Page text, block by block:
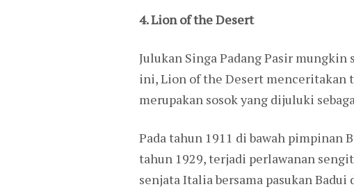
4. Lion of the Desert
Julukan Singa Padang Pasir
ini, Lion of the Desert menceritakan
merupakan sosok yang dijuluki
Pada tahun 1911 di bawah pimpinan
tahun 1929, terjadi perlawanan
senjata Italia bersama pasukan Badui